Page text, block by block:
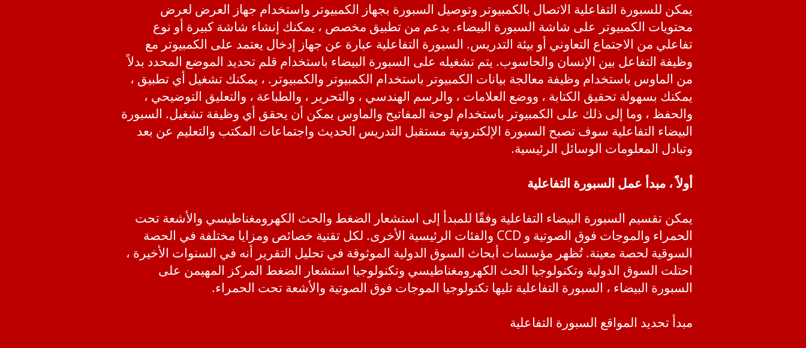
يمكن للسبورة التفاعلية الاتصال بالكمبيوتر وتوصيل السبورة بجهاز الكمبيوتر واستخدام جهاز العرض لعرض
محتويات الكمبيوتر على شاشة السبورة البيضاء. بدعم من تطبيق مخصص ، يمكنك إنشاء شاشة كبيرة أو نوع
تفاعلي من الاجتماع التعاوني أو بيئة التدريس. السبورة التفاعلية عبارة عن جهاز إدخال يعتمد على الكمبيوتر مع
وظيفة التفاعل بين الإنسان والحاسوب. يتم تشغيله على السبورة البيضاء باستخدام قلم تحديد الموضع المحدد بدلاً
من الماوس باستخدام وظيفة معالجة بيانات الكمبيوتر باستخدام الكمبيوتر والكمبيوتر. ، يمكنك تشغيل أي تطبيق ،
يمكنك بسهولة تحقيق الكتابة ، ووضع العلامات ، والرسم الهندسي ، والتحرير ، والطباعة ، والتعليق التوضيحي ،
والحفظ ، وما إلى ذلك على الكمبيوتر باستخدام لوحة المفاتيح والماوس يمكن أن يحقق أي وظيفة تشغيل. السبورة
البيضاء التفاعلية سوف تصبح السبورة الإلكترونية مستقبل التدريس الحديث واجتماعات المكتب والتعليم عن بعد
وتبادل المعلومات الوسائل الرئيسية.
أولاً ، مبدأ عمل السبورة التفاعلية
يمكن تقسيم السبورة البيضاء التفاعلية وفقًا للمبدأ إلى استشعار الضغط والحث الكهرومغناطيسي والأشعة تحت
الحمراء والموجات فوق الصوتية و CCD والفئات الرئيسية الأخرى. لكل تقنية خصائص ومزايا مختلفة في الحصة
السوقية لحصة معينة. تُظهر مؤسسات أبحاث السوق الدولية الموثوقة في تحليل التقرير أنه في السنوات الأخيرة ،
احتلت السوق الدولية وتكنولوجيا الحث الكهرومغناطيسي وتكنولوجيا استشعار الضغط المركز المهيمن على
السبورة البيضاء ، السبورة التفاعلية تليها تكنولوجيا الموجات فوق الصوتية والأشعة تحت الحمراء.
مبدأ تحديد المواقع السبورة التفاعلية